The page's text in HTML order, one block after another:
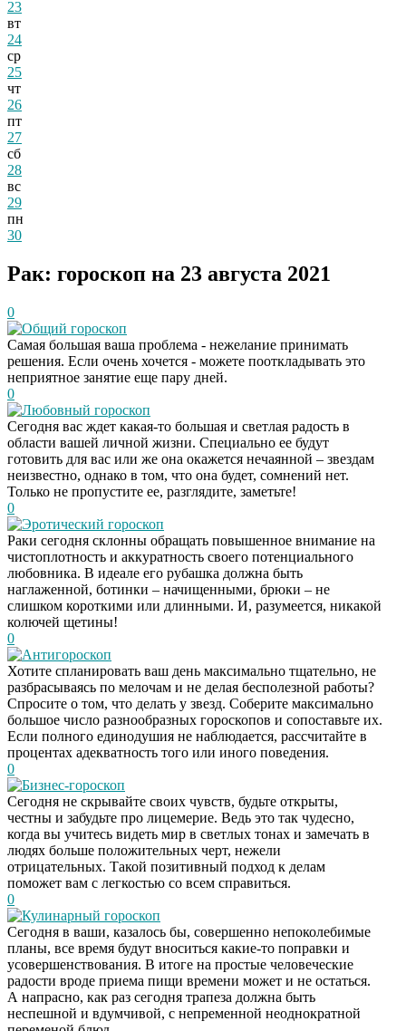
23
вт
24
ср
25
чт
26
пт
27
сб
28
вс
29
пн
30
Рак: гороскоп на 23 августа 2021
0
Общий гороскоп
Самая большая ваша проблема - нежелание принимать
решения. Если очень хочется - можете пооткладывать это
неприятное занятие еще пару дней.
0
Любовный гороскоп
Сегодня вас ждет какая-то большая и светлая радость в
области вашей личной жизни. Специально ее будут
готовить для вас или же она окажется нечаянной – звездам
неизвестно, однако в том, что она будет, сомнений нет.
Только не пропустите ее, разглядите, заметьте!
0
Эротический гороскоп
Раки сегодня склонны обращать повышенное внимание на
чистоплотность и аккуратность своего потенциального
любовника. В идеале его рубашка должна быть
наглаженной, ботинки – начищенными, брюки – не
слишком короткими или длинными. И, разумеется, никакой
колючей щетины!
0
Антигороскоп
Хотите спланировать ваш день максимально тщательно, не
разбрасываясь по мелочам и не делая бесполезной работы?
Спросите о том, что делать у звезд. Соберите максимально
большое число разнообразных гороскопов и сопоставьте их.
Если полного единодушия не наблюдается, рассчитайте в
процентах адекватность того или иного поведения.
0
Бизнес-гороскоп
Сегодня не скрывайте своих чувств, будьте открыты,
честны и забудьте про лицемерие. Ведь это так чудесно,
когда вы учитесь видеть мир в светлых тонах и замечать в
людях больше положительных черт, нежели
отрицательных. Такой позитивный подход к делам
поможет вам с легкостью со всем справиться.
0
Кулинарный гороскоп
Сегодня в ваши, казалось бы, совершенно непоколебимые
планы, все время будут вноситься какие-то поправки и
усовершенствования. В итоге на простые человеческие
радости вроде приема пищи времени может и не остаться.
А напрасно, как раз сегодня трапеза должна быть
неспешной и вдумчивой, с непременной неоднократной